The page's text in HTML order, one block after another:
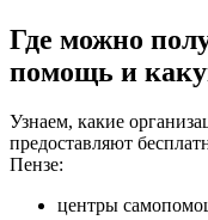
Где можно
помощь и
Узнаем, какие
предоставляют
Пензе:
центры